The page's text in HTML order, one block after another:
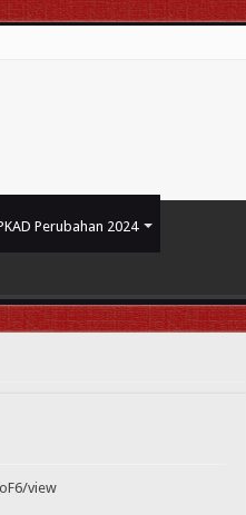
Perubahan 2024
view